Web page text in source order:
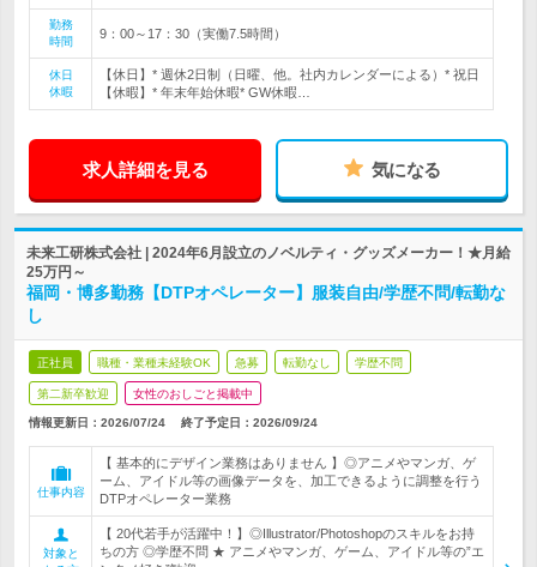
勤務
時間
9：00～17：30（実働7.5時間）
休日
休暇
【休日】* 週休2日制（日曜、他。社内カレンダーによる）* 祝日
【休暇】* 年末年始休暇* GW休暇…
求人詳細を見る 気になる
未来工研株式会社 | 2024年6月設立のノベルティ・グッズメーカー！★月給
25万円～
福岡・博多勤務【DTPオペレーター】服装自由/学歴不問/転勤な
し
正社員 職種・業種未経験OK 急募 転勤なし 学歴不問
第二新卒歓迎 女性のおしごと掲載中
情報更新日：2026/07/24 終了予定日： 2026/09/24
仕事内容
【 基本的にデザイン業務はありません 】◎アニメやマンガ、ゲ
ーム、アイドル等の画像データを、加工できるように調整を行う
DTPオペレーター業務
対象と
【 20代若手が活躍中！】◎Illustrator/Photoshopのスキルをお持
ちの方 ◎学歴不問 ★ アニメやマンガ、ゲーム、アイドル等の”エ